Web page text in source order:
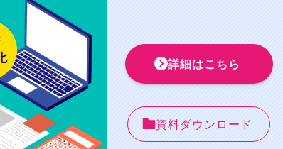
詳細はこちら
資料ダウンロード